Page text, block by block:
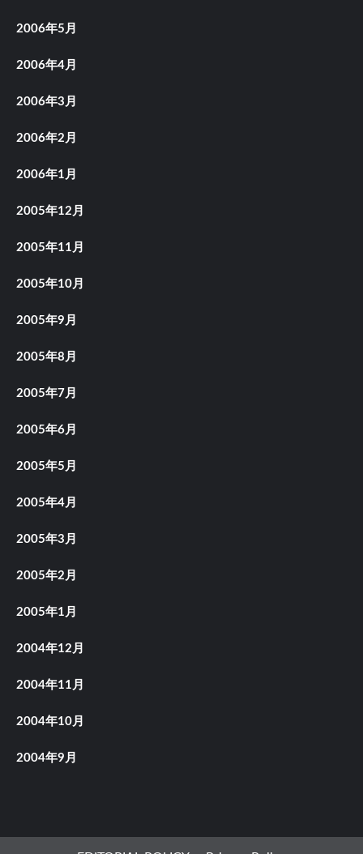
2006年5月
2006年4月
2006年3月
2006年2月
2006年1月
2005年12月
2005年11月
2005年10月
2005年9月
2005年8月
2005年7月
2005年6月
2005年5月
2005年4月
2005年3月
2005年2月
2005年1月
2004年12月
2004年11月
2004年10月
2004年9月